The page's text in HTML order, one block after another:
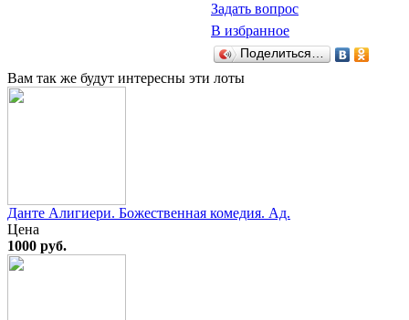
Задать вопрос
В избранное
Поделиться…
Вам так же будут интересны эти лоты
Данте Алигиери. Божественная комедия. Ад.
Цена
1000 руб.